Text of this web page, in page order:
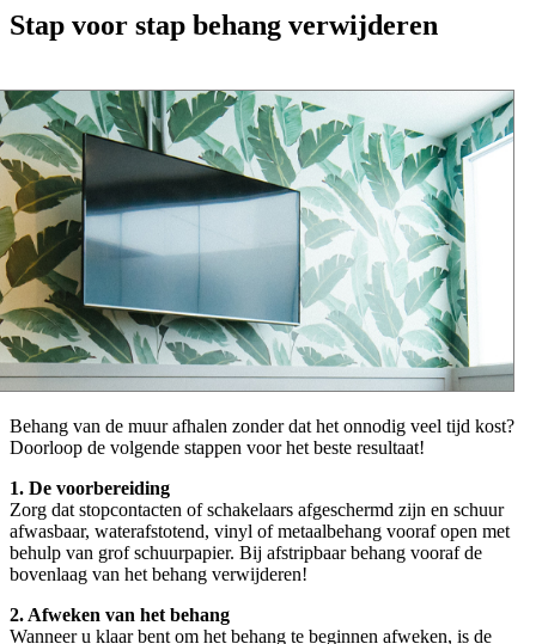
Stap voor stap behang verwijderen
Behang van de muur afhalen zonder dat het onnodig veel tijd kost?
Doorloop de volgende stappen voor het beste resultaat!
1. De voorbereiding
Zorg dat stopcontacten of schakelaars afgeschermd zijn en schuur
afwasbaar, waterafstotend, vinyl of metaalbehang vooraf open met
behulp van grof schuurpapier. Bij afstripbaar behang vooraf de
bovenlaag van het behang verwijderen!
2. Afweken van het behang
Wanneer u klaar bent om het behang te beginnen afweken, is de